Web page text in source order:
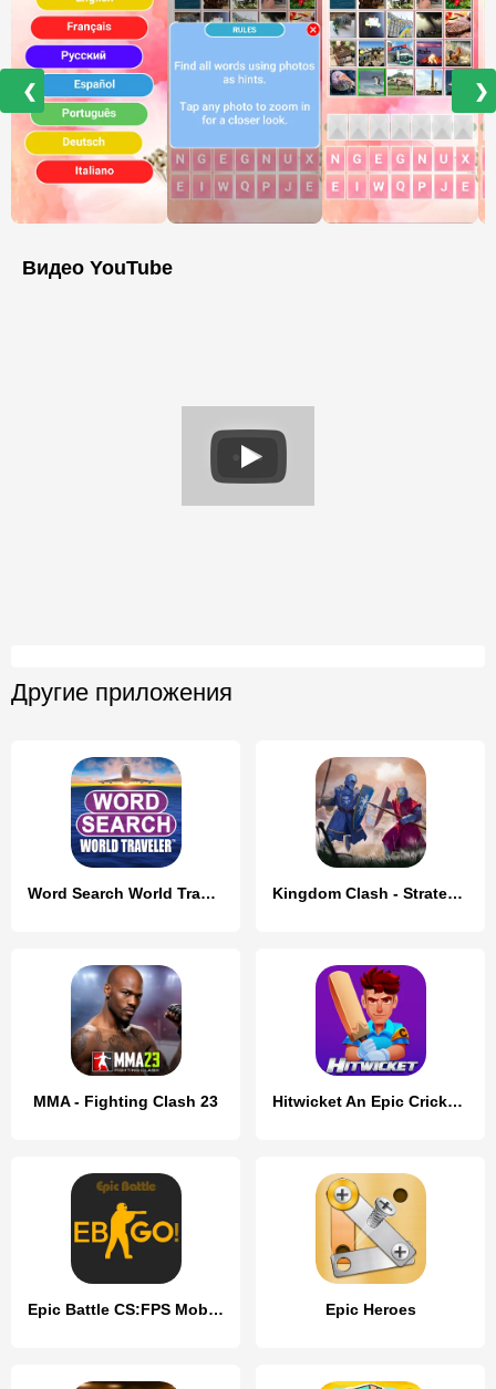
❮ ❯
Видео YouTube
Другие приложения
Word Search World Traveler Kingdom Clash - Strategy Game
MMA - Fighting Clash 23 Hitwicket An Epic Cricket Game
Epic Battle CS:FPS Mobile Game Epic Heroes